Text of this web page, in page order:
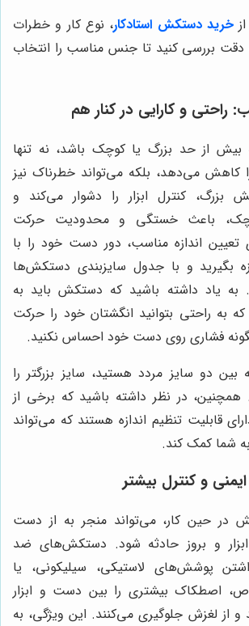
خرید دستکش استادکار، نوع کار و خطرات
دقت بررسی کنید تا جنس مناسب را انتخاب
راحتی و کارایی در کنار هم
از حد بزرگ یا کوچک باشد، نه تنها
کاهش می‌دهد، بلکه می‌تواند خطرناک نیز
بزرگ، کنترل ابزار را دشوار می‌کند و
باعث خستگی و محدودیت حرکت
اندازه مناسب، دور دست خود را با
بگیرید و با جدول سایزبندی دستکش‌ها
به یاد داشته باشید که دستکش باید به
به راحتی بتوانید انگشتان خود را حرکت
فشاری روی دست خود احساس نکنید.
دو سایز مردد هستید، سایز بزرگتر را
همچنین، در نظر داشته باشید که برخی از
قابلیت تنظیم اندازه هستند که می‌تواند
شما کمک کند.
و کنترل بیشتر
در حین کار، می‌تواند منجر به از دست
ابزار و بروز حادثه شود. دستکش‌های ضد
پوشش‌های لاستیکی، سیلیکونی، یا
اصطکاک بیشتری را بین دست و ابزار
و از لغزش جلوگیری می‌کنند. این ویژگی، به